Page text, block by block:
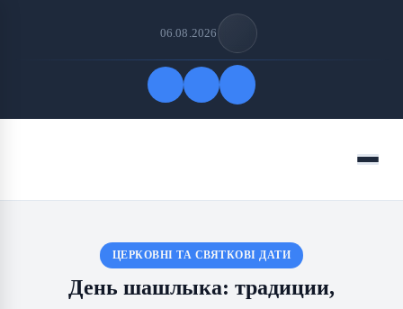
06.08.2026
Меню
ЦЕРКОВНІ ТА СВЯТКОВІ ДАТИ
День шашлыка: традиции,